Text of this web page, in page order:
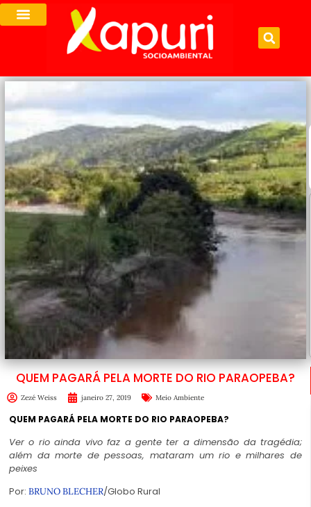
QUEM PAGARÁ PELA MORTE DO RIO PARAOPEBA?
Zezé Weiss janeiro 27, 2019 Meio Ambiente
QUEM PAGARÁ PELA MORTE DO RIO PARAOPEBA?
Ver o rio ainda vivo faz a gente ter a dimensão da tragédia;
além da morte de pessoas, mataram um rio e milhares de
peixes
Por: BRUNO BLECHER/Globo Rural